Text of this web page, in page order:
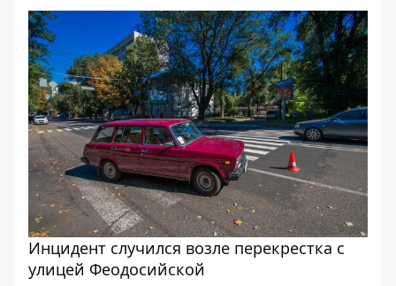
Инцидент случился возле перекрестка с
улицей Феодосийской